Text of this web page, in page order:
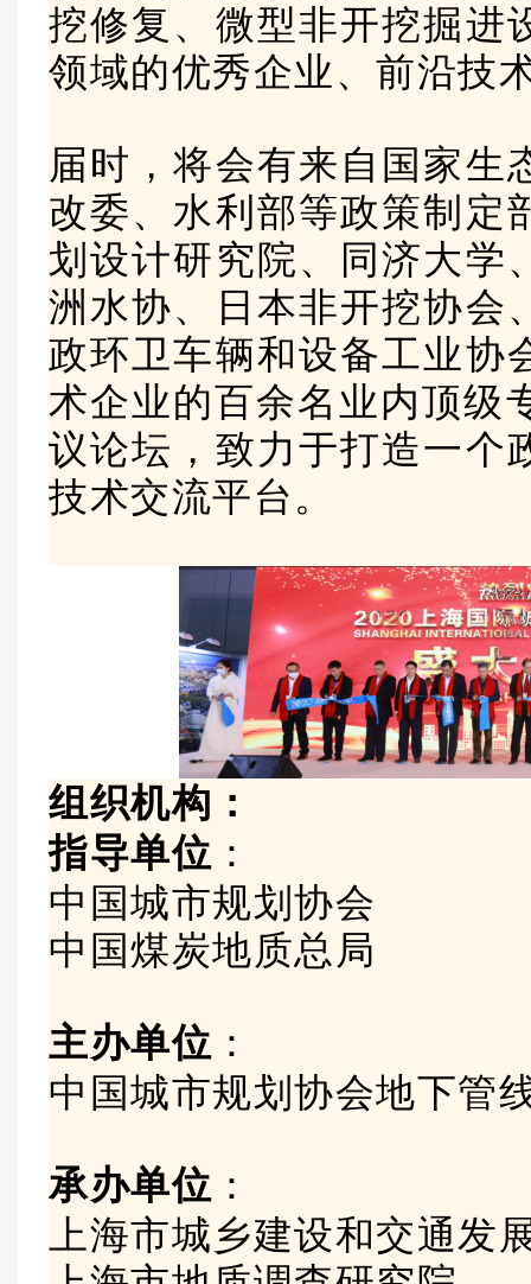
挖修复、微型非开挖掘进
领域的优秀企业、前沿技
届时，将会有来自国家生
改委、水利部等政策制定
划设计研究院、同济大学
洲水协、日本非开挖协会
政环卫车辆和设备工业协
术企业的百余名业内顶级
议论坛，致力于打造一个
技术交流平台。
组织机构：
指导单位 ：
中国城市规划协会
中国煤炭地质总局
主办单位 ：
中国城市规划协会地下管
承办单位 ：
上海市城乡建设和交通